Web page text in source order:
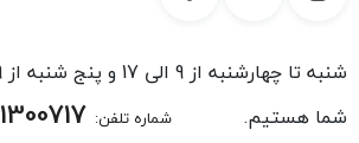
شما هستیم.
شماره تلفن: